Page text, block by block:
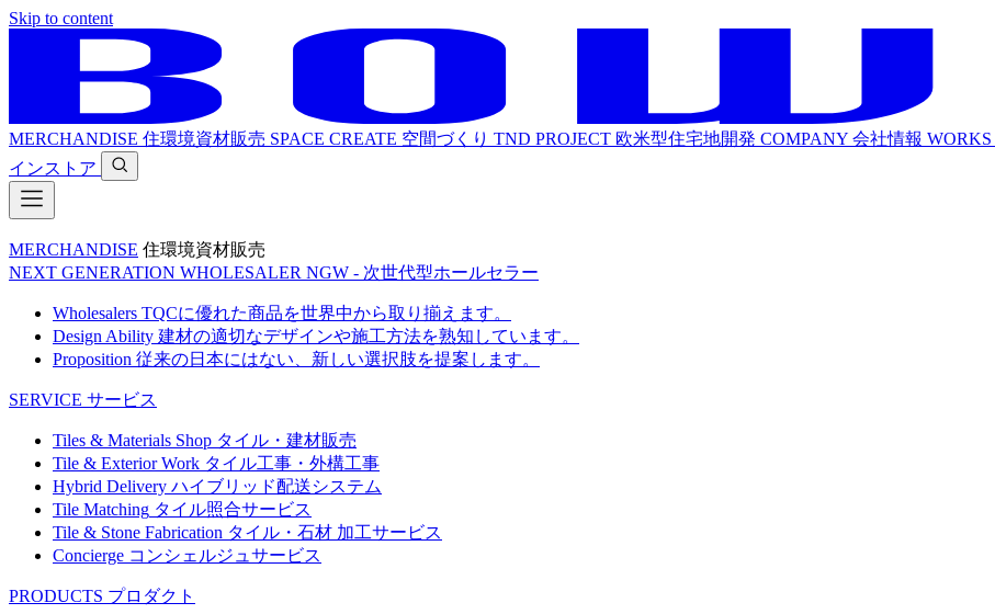
Skip to content
MERCHANDISE 住環境資材販売 SPACE CREATE 空間づくり TND PROJECT 欧米型住宅地開発 COMPANY 会社情報 WORKS
インストア
MERCHANDISE 住環境資材販売
NEXT GENERATION WHOLESALER NGW - 次世代型ホールセラー
Wholesalers TQCに優れた商品を世界中から取り揃えます。
Design Ability 建材の適切なデザインや施工方法を熟知しています。
Proposition 従来の日本にはない、新しい選択肢を提案します。
SERVICE サービス
Tiles & Materials Shop タイル・建材販売
Tile & Exterior Work タイル工事・外構工事
Hybrid Delivery ハイブリッド配送システム
Tile Matching タイル照合サービス
Tile & Stone Fabrication タイル・石材 加工サービス
Concierge コンシェルジュサービス
PRODUCTS プロダクト